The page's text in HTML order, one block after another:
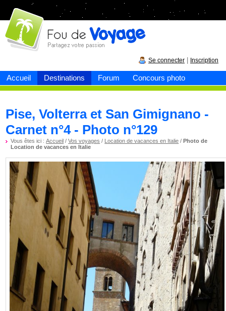
Accueil Destinations Forum Concours photo
Fou devoyage
Se connecter Inscription
Pise, Volterra et San Gimignano -
Carnet n°4 - Photo n°129
Vous êtes ici :Accueil /Vos voyages / Location de vacances en Italie /Photo de
Location de vacances en Italie